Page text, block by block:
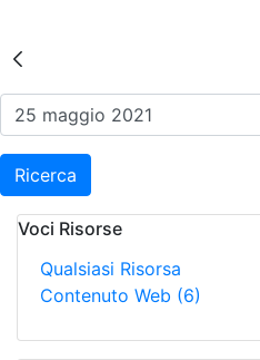
Risultati della
Ricerca
Voci Risorse
Qualsiasi Risorsa
Contenuto Web (6)